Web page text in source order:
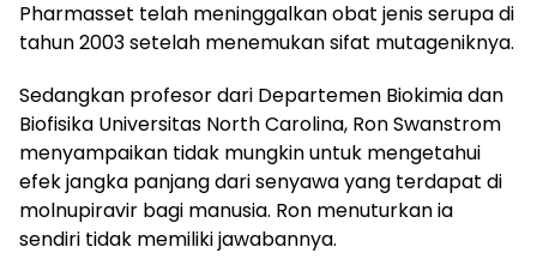
Pharmasset telah meninggalkan obat jenis serupa di
tahun 2003 setelah menemukan sifat mutageniknya.
Sedangkan profesor dari Departemen Biokimia dan
Biofisika Universitas North Carolina, Ron Swanstrom
menyampaikan tidak mungkin untuk mengetahui
efek jangka panjang dari senyawa yang terdapat di
molnupiravir bagi manusia. Ron menuturkan ia
sendiri tidak memiliki jawabannya.